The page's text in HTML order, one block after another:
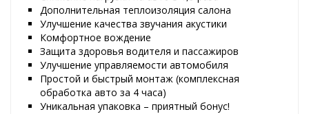
Дополнительная теплоизоляция салона
Улучшение качества звучания акустики
Комфортное вождение
Защита здоровья водителя и пассажиров
Улучшение управляемости автомобиля
Простой и быстрый монтаж (комплексная
обработка авто за 4 часа)
Уникальная упаковка – приятный бонус!